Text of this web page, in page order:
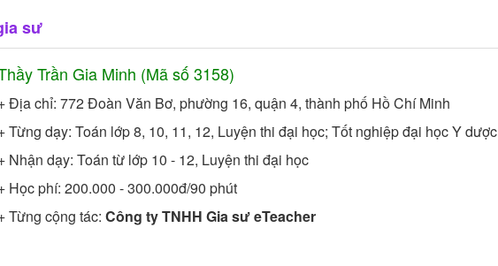
sư
Trần Gia Minh (Mã số3158)
Địa chỉ: 772 Đoàn Văn Bơ, phường 16, quận 4, thành phố Hồ Chí Minh
Từng dạy: Toán lớp 8, 10, 11, 12, Luyện thi đại học;Tốt nghiệp đại họcY dược
Nhận dạy: Toán từ lớp 10 - 12, Luyện thi đại học
Học phí: 200.000 - 300.000đ/90 phút
Từng cộng tác:Công ty TNHH Gia sư eTeacher